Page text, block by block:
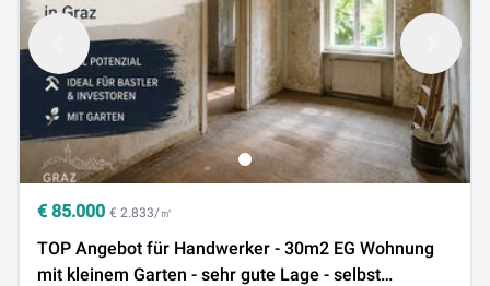
€ 85.000 € 2.833/㎡
TOP Angebot für Handwerker - 30m2 EG Wohnung
mit kleinem Garten - sehr gute Lage - selbst